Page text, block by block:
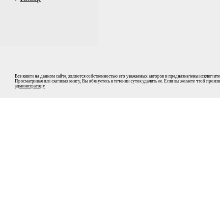
Все книги на данном сайте, являются собственностью его уважаемых авторов и предназначены
Просматривая или скачивая книгу, Вы обязуетесь в течении суток удалить ее. Если вы желаете чтоб
админитратору